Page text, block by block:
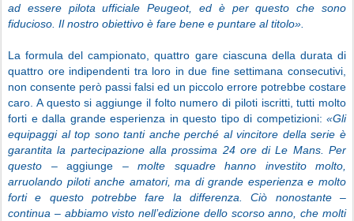
ad essere pilota ufficiale Peugeot, ed è per questo che sono
fiducioso. Il nostro obiettivo è fare bene e puntare al titolo».
La formula del campionato, quattro gare ciascuna della durata di
quattro ore indipendenti tra loro in due fine settimana consecutivi,
non consente però passi falsi ed un piccolo errore potrebbe costare
caro. A questo si aggiunge il folto numero di piloti iscritti, tutti molto
forti e dalla grande esperienza in questo tipo di competizioni: «Gli
equipaggi al top sono tanti anche perché al vincitore della serie è
garantita la partecipazione alla prossima 24 ore di Le Mans. Per
questo – aggiunge – molte squadre hanno investito molto,
arruolando piloti anche amatori, ma di grande esperienza e molto
forti e questo potrebbe fare la differenza. Ciò nonostante –
continua – abbiamo visto nell’edizione dello scorso anno, che molti